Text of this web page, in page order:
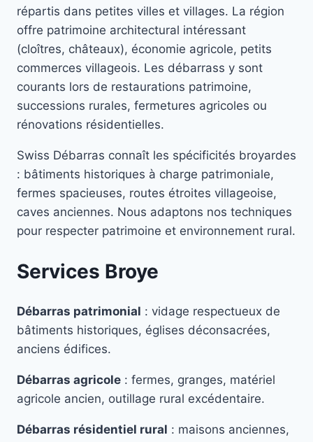
répartis dans petites villes et villages. La région
offre patrimoine architectural intéressant
(cloîtres, châteaux), économie agricole, petits
commerces villageois. Les débarrass y sont
courants lors de restaurations patrimoine,
successions rurales, fermetures agricoles ou
rénovations résidentielles.
Swiss Débarras connaît les spécificités broyardes
: bâtiments historiques à charge patrimoniale,
fermes spacieuses, routes étroites villageoise,
caves anciennes. Nous adaptons nos techniques
pour respecter patrimoine et environnement rural.
Services Broye
Débarras patrimonial : vidage respectueux de
bâtiments historiques, églises déconsacrées,
anciens édifices.
Débarras agricole : fermes, granges, matériel
agricole ancien, outillage rural excédentaire.
Débarras résidentiel rural : maisons anciennes,